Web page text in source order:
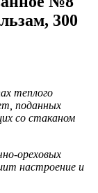
300
теплого
поданных
со стаканом
ореховых
настроение и